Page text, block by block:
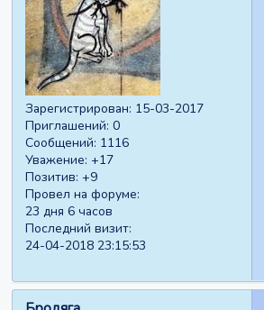
Зарегистрирован: 15-03-2017
Приглашений: 0
Сообщений: 1116
Уважение: +17
Позитив: +9
Провел на форуме:
23 дня 6 часов
Последний визит:
24-04-2018 23:15:53